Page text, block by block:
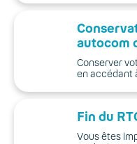
autocom
Conserver
en accédant
Fin du
Vous êtes